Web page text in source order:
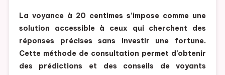
20
Centimes
:
Obtenez
Des
La voyance à 20 centimes s’impose comme une
solution accessible à ceux qui cherchent des
réponses précises sans investir une fortune.
Cette méthode de consultation permet d’obtenir
des prédictions et des conseils de voyants